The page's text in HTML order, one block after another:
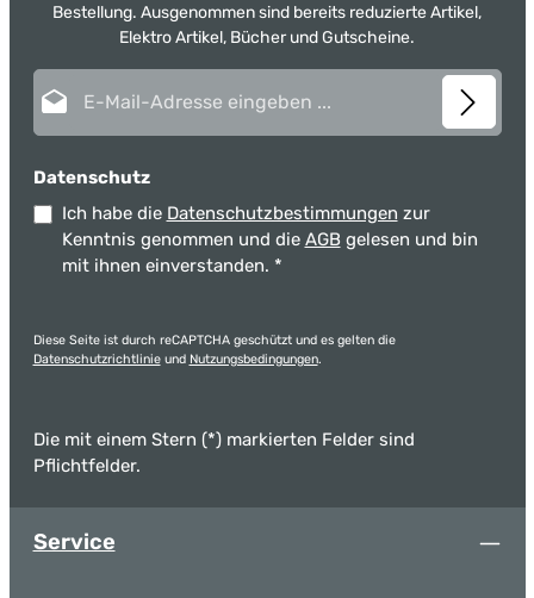
Bestellung. Ausgenommen sind bereits reduzierte Artikel,
Elektro Artikel, Bücher und Gutscheine.
Datenschutz
Ich habe die Datenschutzbestimmungen zur
Kenntnis genommen und die AGB gelesen und bin
mit ihnen einverstanden. *
Diese Seite ist durch reCAPTCHA geschützt und es gelten die
Datenschutzrichtlinieund Nutzungsbedingungen.
Die mit einem Stern (*) markierten Felder sind
Pflichtfelder.
Service